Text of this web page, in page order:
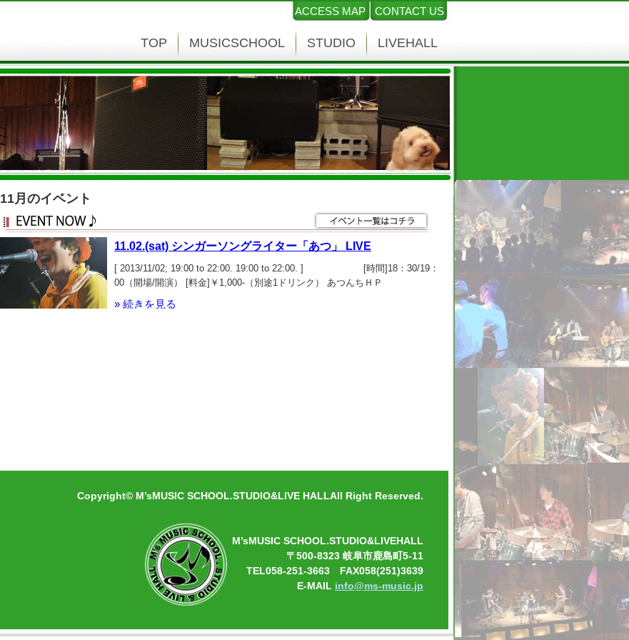
ACCESS MAP CONTACT US
TOP MUSICSCHOOL STUDIO LIVEHALL
11月のイベント
11.02.(sat) シンガーソングライター「あつ」 LIVE
[ 2013/11/02; 19:00 to 22:00. 19:00 to 22:00. ] [時間]18：30/19：
00（開場/開演） [料金]￥1,000-（別途1ドリンク） あつんちＨＰ
http://www.atunti.com/index.html 「あつ」の音楽は元気系！ 世の中を元気に
します！三重県出身・ギター弾き語りシンガーソングライター。 ２００６年、
» 続きを見る
Copyright© M’sMUSIC SCHOOL.STUDIO&LIVE HALLAll Right Reserved.
M’sMUSIC SCHOOL.STUDIO&LIVEHALL
〒500-8323 岐阜市鹿島町5-11
TEL058-251-3663 FAX058(251)3639
E-MAIL info@ms-music.jp